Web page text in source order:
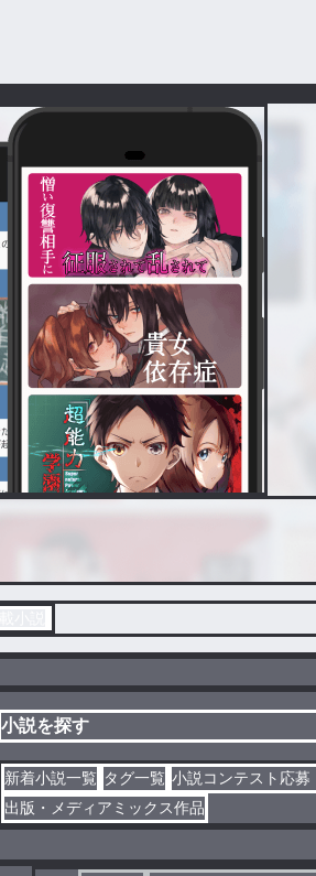
小説を探す
新着小説一覧 タグ一覧 小説コンテスト応募
出版・メディアミックス作品